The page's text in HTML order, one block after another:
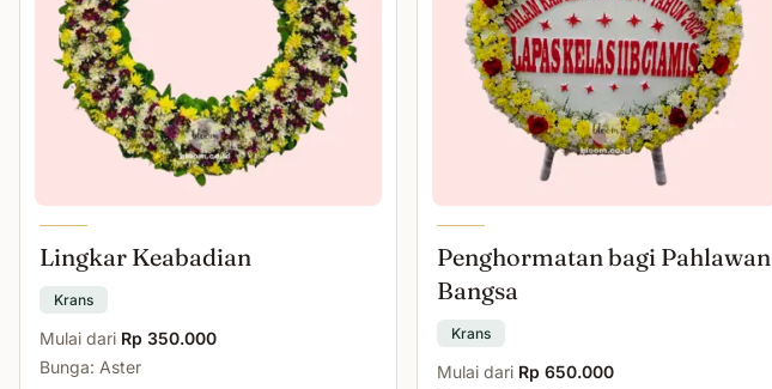
Lingkar Keabadian
Krans
Mulai dari Rp 350.000
Bunga: Aster
Penghormatan bagi Pahlawan
Bangsa
Krans
Mulai dari Rp 650.000